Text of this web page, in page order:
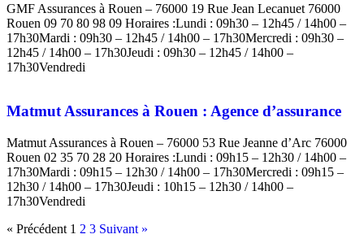
GMF Assurances à Rouen – 76000 19 Rue Jean Lecanuet 76000
Rouen 09 70 80 98 09 Horaires :Lundi : 09h30 – 12h45 / 14h00 –
17h30Mardi : 09h30 – 12h45 / 14h00 – 17h30Mercredi : 09h30 –
12h45 / 14h00 – 17h30Jeudi : 09h30 – 12h45 / 14h00 –
17h30Vendredi
Matmut Assurances à Rouen : Agence d’assurance
Matmut Assurances à Rouen – 76000 53 Rue Jeanne d’Arc 76000
Rouen 02 35 70 28 20 Horaires :Lundi : 09h15 – 12h30 / 14h00 –
17h30Mardi : 09h15 – 12h30 / 14h00 – 17h30Mercredi : 09h15 –
12h30 / 14h00 – 17h30Jeudi : 10h15 – 12h30 / 14h00 –
17h30Vendredi
« Précédent 1 2 3 Suivant »